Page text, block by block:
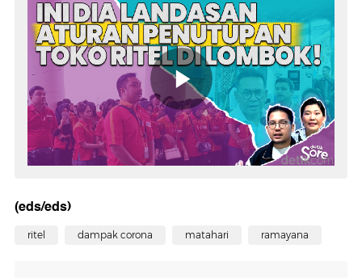
(eds/eds)
ritel dampak corona matahari ramayana